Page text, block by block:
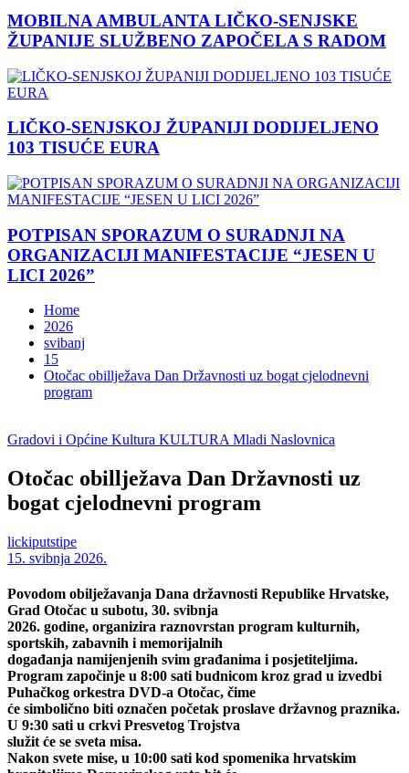
MOBILNA AMBULANTA LIČKO-SENJSKE
ŽUPANIJE SLUŽBENO ZAPOČELA S RADOM
LIČKO-SENJSKOJ ŽUPANIJI DODIJELJENO
103 TISUĆE EURA
POTPISAN SPORAZUM O SURADNJI NA
ORGANIZACIJI MANIFESTACIJE “JESEN U
LICI 2026”
Home
2026
svibanj
15
Otočac obillježava Dan Državnosti uz bogat cjelodnevni
program
Gradovi i Općine Kultura KULTURA Mladi Naslovnica
Otočac obillježava Dan Državnosti uz
bogat cjelodnevni program
lickiputstipe
15. svibnja 2026.
Povodom obilježavanja Dana državnosti Republike Hrvatske,
Grad Otočac u subotu, 30. svibnja
2026. godine, organizira raznovrstan program kulturnih,
sportskih, zabavnih i memorijalnih
događanja namijenjenih svim građanima i posjetiteljima.
Program započinje u 8:00 sati budnicom kroz grad u izvedbi
Puhačkog orkestra DVD-a Otočac, čime
će simbolično biti označen početak proslave državnog praznika.
U 9:30 sati u crkvi Presvetog Trojstva
služit će se sveta misa.
Nakon svete mise, u 10:00 sati kod spomenika hrvatskim